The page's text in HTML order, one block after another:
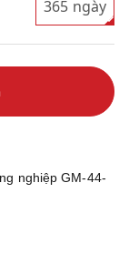
365 ngày
nghiệp GM-44-